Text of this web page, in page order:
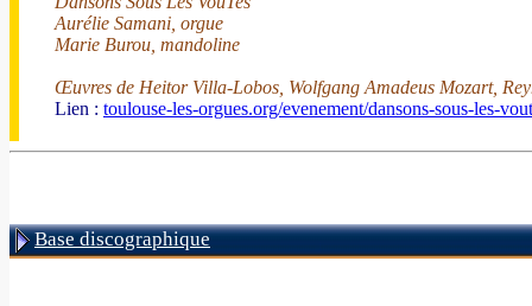
Aurélie Samani, orgue
Marie Burou, mandoline
Œuvres de Heitor Villa-Lobos, Wolfgang Amadeus Mozart,
Lien : toulouse-les-orgues.org/evenement/dansons-sous-les-
Base discographique